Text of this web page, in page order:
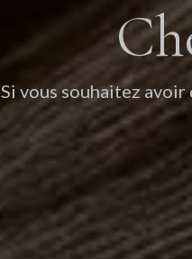
Si vous souhaitez avoir